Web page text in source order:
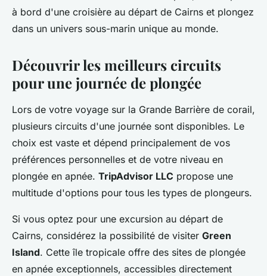
à bord d'une croisière au départ de Cairns et plongez
dans un univers sous-marin unique au monde.
Découvrir les meilleurs circuits
pour une journée de plongée
Lors de votre voyage sur la Grande Barrière de corail,
plusieurs circuits d'une journée sont disponibles. Le
choix est vaste et dépend principalement de vos
préférences personnelles et de votre niveau en
plongée en apnée. TripAdvisor LLC propose une
multitude d'options pour tous les types de plongeurs.
Si vous optez pour une excursion au départ de
Cairns, considérez la possibilité de visiter Green
Island. Cette île tropicale offre des sites de plongée
en apnée exceptionnels, accessibles directement